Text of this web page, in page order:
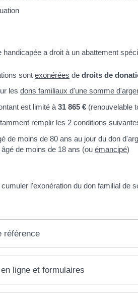
handicapée a droit à un abattement
sont exonérées de droits de
les dons familiaux d'une somme
est limité à 31 865 € (renouvelable
remplir les 2 conditions
de moins de 80 ans au jour du don
de moins de 18 ans (ou émancipé)
l'exonération du don familial de
référence
ligne et formulaires